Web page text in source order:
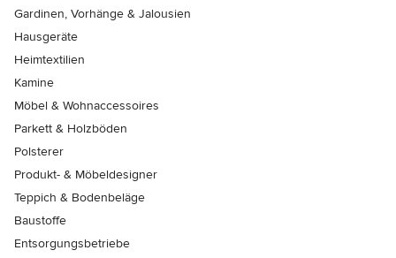
Gardinen, Vorhänge & Jalousien
Hausgeräte
Heimtextilien
Kamine
Möbel & Wohnaccessoires
Parkett & Holzböden
Polsterer
Produkt- & Möbeldesigner
Teppich & Bodenbeläge
Baustoffe
Entsorgungsbetriebe